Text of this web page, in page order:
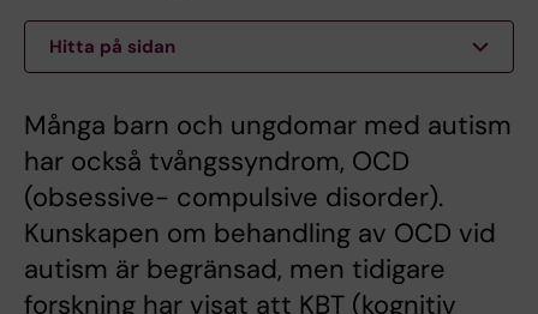
Hitta på sidan
Många barn och ungdomar med autism
har också tvångssyndrom, OCD
(obsessive- compulsive disorder).
Kunskapen om behandling av OCD vid
autism är begränsad, men tidigare
forskning har visat att KBT (kognitiv